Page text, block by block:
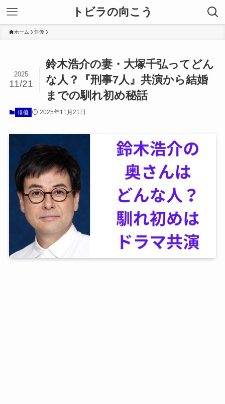
トビラの向こう
ホーム 俳優
鈴木浩介の妻・大塚千弘ってどん
な人？『刑事7人』共演から結婚
までの馴れ初め秘話
2025
11/21
俳優 2025年11月21日